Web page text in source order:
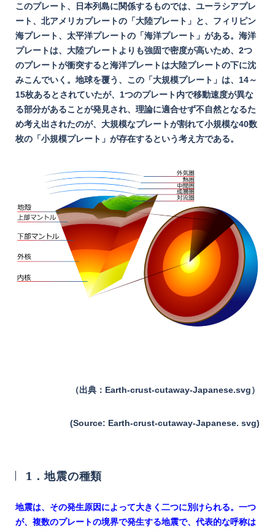
このプレート、日本列島に関係するものでは、ユーラシアプレ
ート、北アメリカプレートの「大陸プレート」と、フィリピン
海プレート、太平洋プレートの「海洋プレート」がある。海洋
プレートは、大陸プレートよりも強固で密度が高いため、2つ
のプレートが衝突すると海洋プレートは大陸プレートの下に沈
みこんでいく。地球を覆う、この「大規模プレート」は、14～
15枚あるとされていたが、1つのプレート内で移動速度が異な
る部分があることが発見され、理論に適合せず不自然となるた
め考え出されたのが、大規模なプレートが割れて小規模な40数
枚の「小規模プレート」が存在するという考え方である。
（出典：Earth-crust-cutaway-Japanese.svg）
(Source: Earth-crust-cutaway-Japanese. svg)
1．地震の種類
地震は、その発生原因によって大きく二つに別けられる。 一つ
が、複数のプレートの境界で発生する地震で、代表的な呼称は